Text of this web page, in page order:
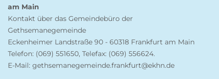
am Main
Kontakt über das Gemeindebüro der
Gethsemanegemeinde
Eckenheimer Landstraße 90 - 60318 Frankfurt am Main
Telefon: (069) 551650, Telefax: (069) 556624.
E-Mail: gethsemanegemeinde.frankfurt@ekhn.de